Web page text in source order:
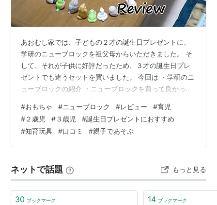
あおむし家では、子どもの２才の誕生日プレゼントに、
学研のニューブロックを祖父母からいただきました。 そ
して、それが子供に好評だったため、３才の誕生日プレ
ゼントでも違うセットを買いました。 今回は ・学研のニ
ューブロックの紹介 ・ニューブロックを買って良かった
の楽しい遊び方３選 を紹介します。 学研のニューブロッ
クとは ニューブロックを買って良かった理由 １．創造力
をはぐくみ、何でも作れる ２．幼児～小学校まで永く遊
べる ３．小さな子どもが遊んでも危なくない ４．子ども
点 １．散らかる ２．…
#おもちゃ #ニューブロック #レビュー #育児
#２歳児 #３歳児 #誕生日プレゼントにおすすめ
#知育玩具 #口コミ #親子であそぶ
ネットで話題 もっと見る
30 ブックマーク 14 ブックマーク